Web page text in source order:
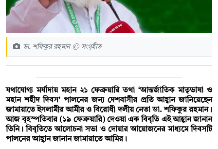
ডা. শফিকুর রহমান © সংগৃহীত
যথাযোগ্য মর্যাদায় মহান ২১ ফেব্রুয়ারি তথা ‘আন্তর্জাতিক মাতৃভাষা ও
মহান শহীদ দিবস’ পালনের জন্য দেশবাসীর প্রতি আহ্বান জানিয়েছেন
জামায়াতে ইসলামীর আমীর ও বিরোধী দলীয় নেতা ডা. শফিকুর রহমান।
আজ বৃহস্পতিবার (১৯ ফেব্রুয়ারি) দেওয়া এক বিবৃতি এই আহ্বান জানান
তিনি। বিবৃতিতে আলোচনা সভা ও দোয়ার আয়োজনের মাধ্যমে দিবসটি
পালনের আহ্বান জানান জামায়াতে আমির।